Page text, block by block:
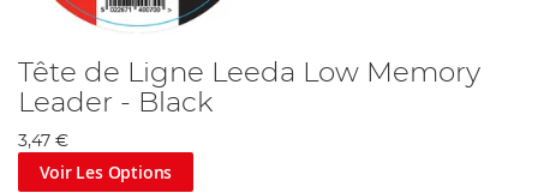
Tête de Ligne Leeda Low Memory
Leader - Black
3,47 €
Voir Les Options